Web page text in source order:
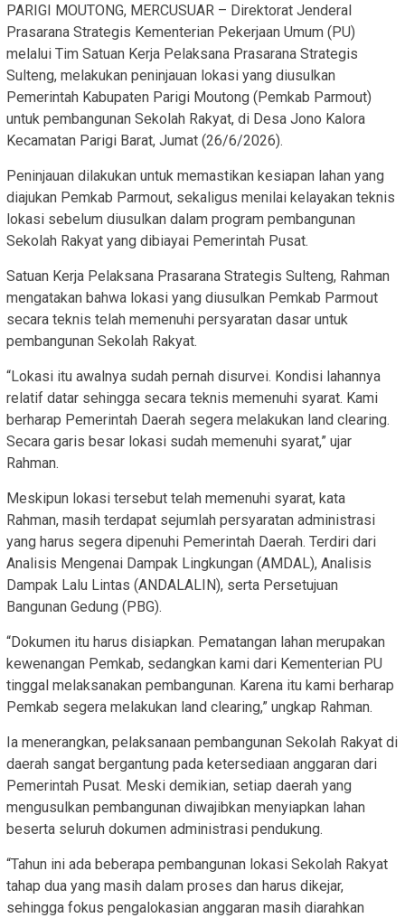
PARIGI MOUTONG, MERCUSUAR – Direktorat Jenderal
Prasarana Strategis Kementerian Pekerjaan Umum (PU)
melalui Tim Satuan Kerja Pelaksana Prasarana Strategis
Sulteng, melakukan peninjauan lokasi yang diusulkan
Pemerintah Kabupaten Parigi Moutong (Pemkab Parmout)
untuk pembangunan Sekolah Rakyat, di Desa Jono Kalora
Kecamatan Parigi Barat, Jumat (26/6/2026).
Peninjauan dilakukan untuk memastikan kesiapan lahan yang
diajukan Pemkab Parmout, sekaligus menilai kelayakan teknis
lokasi sebelum diusulkan dalam program pembangunan
Sekolah Rakyat yang dibiayai Pemerintah Pusat.
Satuan Kerja Pelaksana Prasarana Strategis Sulteng, Rahman
mengatakan bahwa lokasi yang diusulkan Pemkab Parmout
secara teknis telah memenuhi persyaratan dasar untuk
pembangunan Sekolah Rakyat.
“Lokasi itu awalnya sudah pernah disurvei. Kondisi lahannya
relatif datar sehingga secara teknis memenuhi syarat. Kami
berharap Pemerintah Daerah segera melakukan land clearing.
Secara garis besar lokasi sudah memenuhi syarat,” ujar
Rahman.
Meskipun lokasi tersebut telah memenuhi syarat, kata
Rahman, masih terdapat sejumlah persyaratan administrasi
yang harus segera dipenuhi Pemerintah Daerah. Terdiri dari
Analisis Mengenai Dampak Lingkungan (AMDAL), Analisis
Dampak Lalu Lintas (ANDALALIN), serta Persetujuan
Bangunan Gedung (PBG).
“Dokumen itu harus disiapkan. Pematangan lahan merupakan
kewenangan Pemkab, sedangkan kami dari Kementerian PU
tinggal melaksanakan pembangunan. Karena itu kami berharap
Pemkab segera melakukan land clearing,” ungkap Rahman.
Ia menerangkan, pelaksanaan pembangunan Sekolah Rakyat di
daerah sangat bergantung pada ketersediaan anggaran dari
Pemerintah Pusat. Meski demikian, setiap daerah yang
mengusulkan pembangunan diwajibkan menyiapkan lahan
beserta seluruh dokumen administrasi pendukung.
“Tahun ini ada beberapa pembangunan lokasi Sekolah Rakyat
tahap dua yang masih dalam proses dan harus dikejar,
sehingga fokus pengalokasian anggaran masih diarahkan